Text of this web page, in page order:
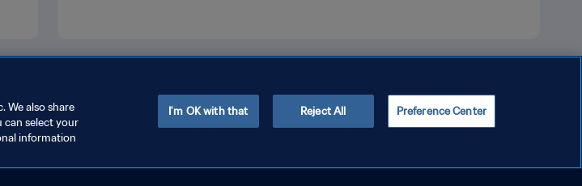
We also share
can select your
information
Preference Center
Reject All
I'm OK with that